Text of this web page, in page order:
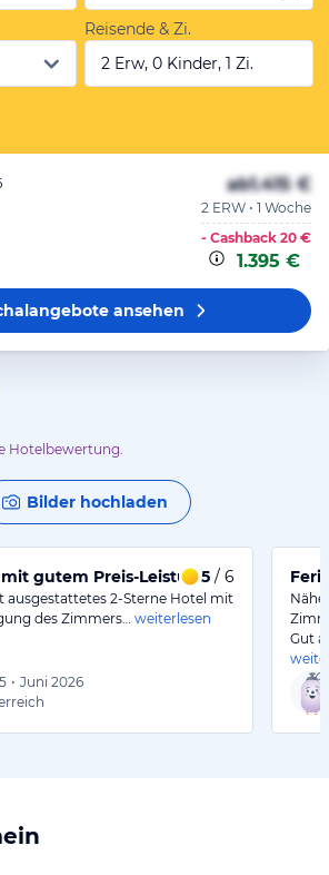
Reisende & Zi.
2 Erw, 0 Kinder, 1 Zi.
ab1.415 €
2 ERW • 1 Woche
- Cashback 20 €
1.395 €
ansehen
Hotelbewertung.
Bilder hochladen
gutem Preis-Leistungs-Verhältnis
5 / 6
ausgestattetes 2-Sterne Hotel mit
des Zimmers…
weiterlesen
• Juni 2026
Gut